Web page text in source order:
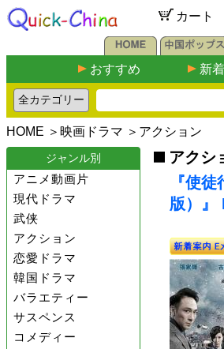
カート
おすすめ 新
HOME ＞ 映画ドラマ ＞ アクション
ジャンル別
アニメ動画片
現代ドラマ
武侠
アクション
恋愛ドラマ
韓国ドラマ
バラエティー
サスペンス
コメディー
アクシ
『使
版）』